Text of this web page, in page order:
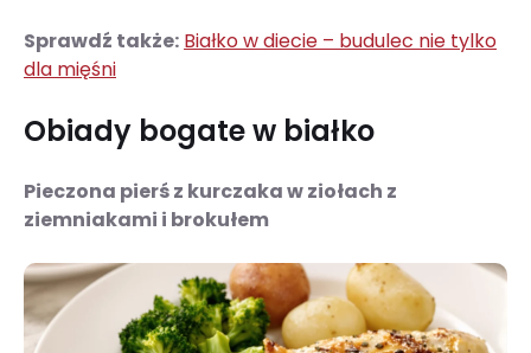
Sprawdź także: Białko w diecie – budulec nie tylko
dla mięśni
Obiady bogate w białko
Pieczona pierś z kurczaka w ziołach z
ziemniakami i brokułem